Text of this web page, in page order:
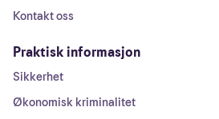
Kontakt oss
Praktisk informasjon
Sikkerhet
Økonomisk kriminalitet